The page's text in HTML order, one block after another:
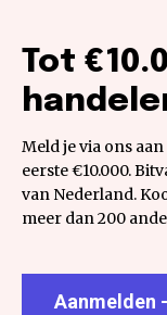
Tot
Meld je via ons
eerste €10.000.
van Nederland.
meer dan 200
Aanmelden